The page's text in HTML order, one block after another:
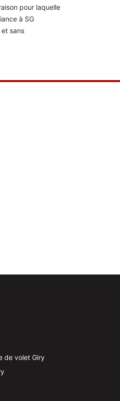
pour laquelle
à SG
sans
de volet Giry